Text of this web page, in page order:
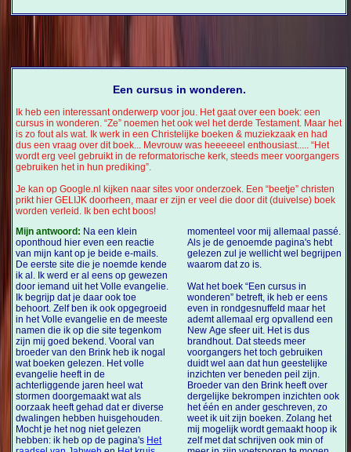
Een cursus in wonderen.
Ik heb een interessant onderwerp voor jou. Het gaat over een boek: een
cursus in wonderen. “Ze” noemen het ook wel het derde Testament. Maar het
is zo fout als wat. Ik werk in een Christelijke boeken & muziekzaak en had
dus een vraag over dit boek... Mevrouw was heeeeeel enthousiast..... “Het
wordt erg veel gebruikt in de reformatorische kerk, steeds meer voorgangers
gebruiken het in hun prediking”.
Je kan op Google.nl kijken naar sites voor onderzoek. Een “beetje” christen
prikt hier GELIJK doorheen, maar er zijn er veel die door dit (duivelse) boek
worden verleid. Ik ben echt boos!
Mijn antwoord: Na een klein
oponthoud hier even een reactie
van mijn kant op je beide e-mails.
De eerste site die je noemde kende
ik al. Ik werd er al eens op gewezen
door iemand uit het Volle evangelie.
Ik begrijp dat je daar ook toe
behoort. Zelf ben ik ook opgegroeid
in het Volle evangelie en de meeste
namen die ik op die site tegenkom
zijn mij goed bekend. Vooral van
broeder van den Brink heb ik nogal
wat boeken gelezen. Het volle
evangelie heeft in de
achterliggende jaren heel wat
stormen doorgemaakt wat als
oorzaak heeft gehad dat er diverse
dwalingen hebben huisgehouden.
Mocht je het nog niet gelezen
hebben: ik heb op de pagina's Het
momenteel voor mij allemaal passé.
Als je de genoemde pagina's hebt
gelezen zul je wellicht wel begrijpen
waarom dat zo is.
Wat het boek “Een cursus in
wonderen” betreft, ik heb er eens
even in rondgesnuffeld maar het
ademt allemaal erg opvallend een
New Age sfeer uit. Het is dus
brandhout. Dat steeds meer
voorgangers het toch gebruiken
duidt wel aan dat hun geestelijke
inzichten ver beneden peil zijn.
Broeder van den Brink heeft over
dergelijke bekrompen inzichten ook
het één en ander geschreven, zo
weet ik uit zijn boeken. Zolang het
mij mogelijk wordt gemaakt hoop ik
zelf met dat schrijven ook min of